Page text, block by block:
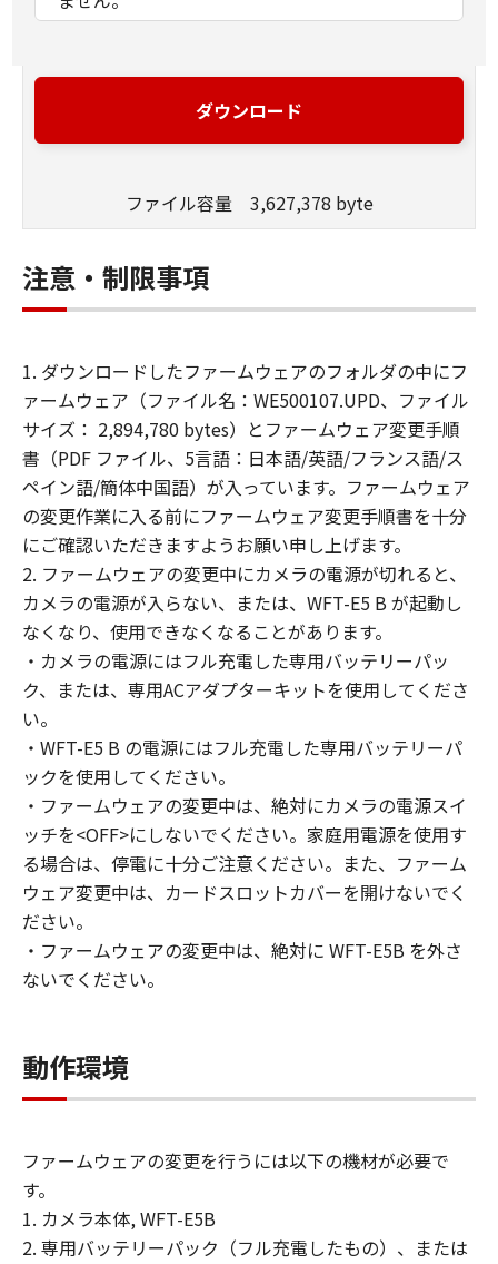
許諾
客様の所有するキヤノンのデジタルカメラ
製品に、お客様の所有するコンピュータ
（スマートフォン、タブレット端末を含
デジタルカメラ製品において使用すること
ができます。
(2) 「本契約」に明示的に定める場合を除
き、キヤノンおよびキヤノンのライセンサ
ーのいかなる知的財産権も、明示たると黙
客様に譲渡あるいは許諾されるものではあ
りません。
(3) 「許諾ソフトウェア」には、オープン
ソースソフトウェアが含まれております。
かかるオープンソースソフトウェアに対し
ては、「本契約」のいかなる規定にもかか
わらず、キヤノンのデジタルカメラ製品の
オンラインマニュアルまたは機種仕様が記
載されたウェブページに記載されたオープ
ンソースソフトウェアの使用条件がそれぞ
れ適用されます。
制限
(1) 「本契約」に明示的に定める場合を除
き、お客様は、「許諾ソフトウェア」を複
製、または第三者に再使用許諾、譲渡、販
売、頒布、賃貸、リースもしくは貸与する
ことはできません。
(2) お客様は、「許諾ソフトウェア」の全
部または一部を修正、改変、翻訳、翻案、
逆コンパイル、逆アセンブル、その他リバ
ースエンジニアリング等することはできま
せん。また第三者にこのような行為をさせ
帰属
「許諾ソフトウェア」に係る知的財産権
ンのライセンサーに帰属します。
お客様は、「許諾ソフトウェア」に含まれ
るキヤノンまたはキヤノンのライセンサー
ダウンロード
ファイル容量 3,627,378 byte
注意・制限事項
1. ダウンロードしたファームウェアのフォルダの中にフ
ァームウェア（ファイル名：WE500107.UPD、ファイル
サイズ： 2,894,780 bytes）とファームウェア変更手順
書（PDF ファイル、5言語：日本語/英語/フランス語/ス
ペイン語/簡体中国語）が入っています。ファームウェア
の変更作業に入る前にファームウェア変更手順書を十分
にご確認いただきますようお願い申し上げます。
2. ファームウェアの変更中にカメラの電源が切れると、
カメラの電源が入らない、または、WFT-E5 B が起動し
なくなり、使用できなくなることがあります。
・カメラの電源にはフル充電した専用バッテリーパッ
ク、または、専用ACアダプターキットを使用してくださ
い。
・WFT-E5 B の電源にはフル充電した専用バッテリーパ
ックを使用してください。
・ファームウェアの変更中は、絶対にカメラの電源スイ
ッチを<OFF>にしないでください。家庭用電源を使用す
る場合は、停電に十分ご注意ください。また、ファーム
ウェア変更中は、カードスロットカバーを開けないでく
ださい。
・ファームウェアの変更中は、絶対に WFT-E5B を外さ
ないでください。
動作環境
ファームウェアの変更を行うには以下の機材が必要で
す。
1. カメラ本体, WFT-E5B
2. 専用バッテリーパック（フル充電したもの）、または